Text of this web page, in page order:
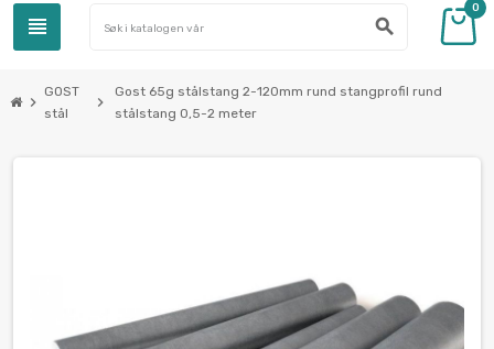
view_headline search
0
chevron_right
GOST
stål
chevron_right
Gost 65g stålstang 2-120mm rund stangprofil rund
stålstang 0,5-2 meter